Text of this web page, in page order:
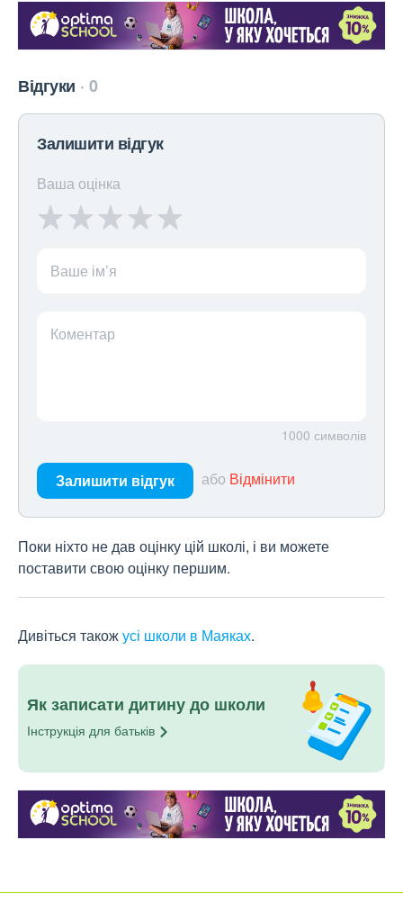
Відгуки 0
Залишити відгук
Ваша оцінка
Ваше ім’я
Коментар
1000 символів
Залишити відгук або Відмінити
Поки ніхто не дав оцінку цій школі, і ви можете
поставити свою оцінку першим.
Дивіться такожусі школи в Маяках.
Як записати дитину до школи
Інструкція для батьків